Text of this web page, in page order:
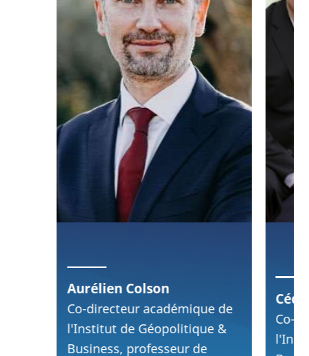
Aurélien Colson
Co-directeur académique de
l'Institut de Géopolitique &
Business, professeur de
Co-